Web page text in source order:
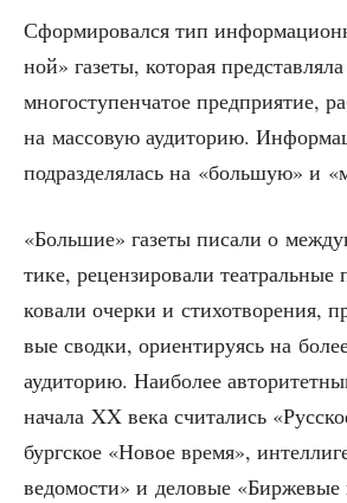
Сфор­ми­ро­вал­ся тип
ной» газе­ты, кото­рая
мно­го­сту­пен­ча­тое пред­при­я­тие,
на мас­со­вую ауди­то­рию.
под­раз­де­ля­лась на «боль­шую» и
«Боль­шие» газе­ты писа­ли о
ти­ке, рецен­зи­ро­ва­ли
ко­ва­ли очер­ки и сти­хо­тво­ре­ния,
вые свод­ки, ори­ен­ти­ру­ясь на
ауди­то­рию. Наи­бо­лее
нача­ла XX века счи­та­лись
бург­ское «Новое вре­мя»,
ведо­мо­сти» и дело­вые «Бир­же­вые